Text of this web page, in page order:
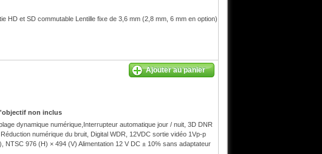
HD et SD commutable Lentille fixe de 3,6 mm (2,8 mm, 6 mm en option)
Ajouter au panier
non inclus
dynamique numérique,Interrupteur automatique jour / nuit, 3D DNR
numérique du bruit, Digital WDR, 12VDC sortie vidéo 1Vp-p
976 (H) × 494 (V) Alimentation 12 V DC ± 10% sans adaptateur